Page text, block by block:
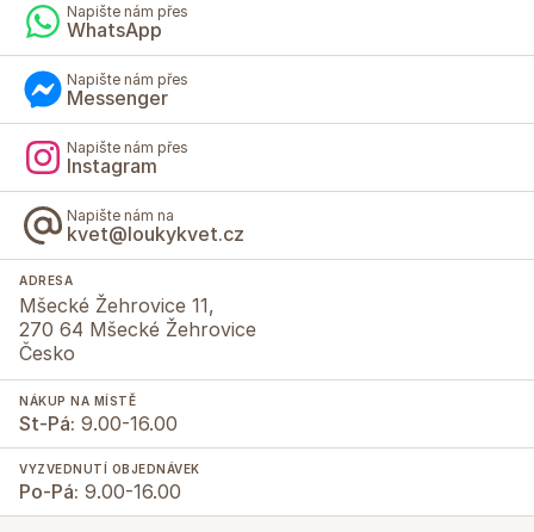
Napište nám přes
WhatsApp
Napište nám přes
Messenger
Napište nám přes
Instagram
Napište nám na
kvet@loukykvet.cz
ADRESA
Mšecké Žehrovice 11,
270 64 Mšecké Žehrovice
Česko
NÁKUP NA MÍSTĚ
St-Pá: 9.00-16.00
VYZVEDNUTÍ OBJEDNÁVEK
Po-Pá: 9.00-16.00